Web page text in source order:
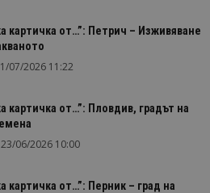
картичка от…”: Петрич – Изживяване
07/2026 11:22
картичка от…”: Пловдив, градът на
23/06/2026 10:00
картичка от…”: Перник – град на